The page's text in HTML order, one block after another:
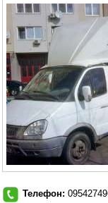
Телефон: